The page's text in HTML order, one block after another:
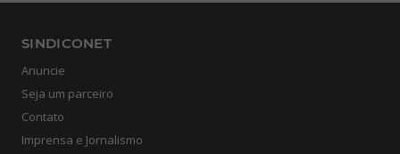
SINDICONET
Anuncie
Seja um parceiro
Contato
Imprensa e Jornalismo